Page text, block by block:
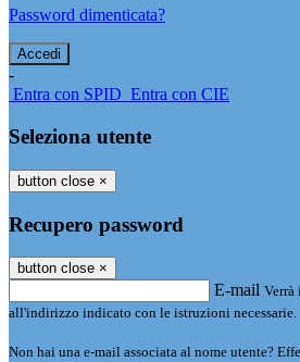
Password dimenticata?
-
Entra con SPID Entra con CIE
Seleziona utente
button close ×
Recupero password
button close ×
E-mail Verrà
all'indirizzo indicato con le istruzioni necessarie.
Non hai una e-mail associata al nome utente?